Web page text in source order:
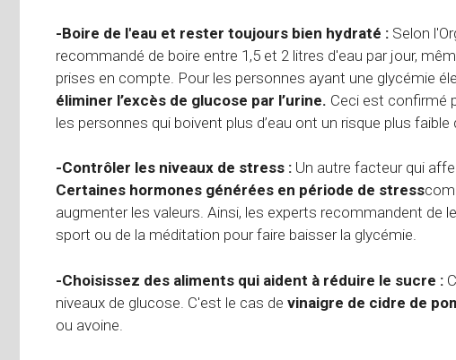
-Boire de l'eau et rester toujours bien hydraté : Selon
recommandé de boire entre 1,5 et 2 litres d'eau par jour,
prises en compte. Pour les personnes ayant une glycémie
éliminer l’excès de glucose par l’urine. Ceci est confirmé
les personnes qui boivent plus d’eau ont un risque plus faible
-Contrôler les niveaux de stress : Un autre facteur qui
Certaines hormones générées en période de stress
augmenter les valeurs. Ainsi, les experts recommandent de
sport ou de la méditation pour faire baisser la glycémie.
-Choisissez des aliments qui aident à réduire le sucre :
niveaux de glucose. C'est le cas de vinaigre de cidre de
ou avoine.